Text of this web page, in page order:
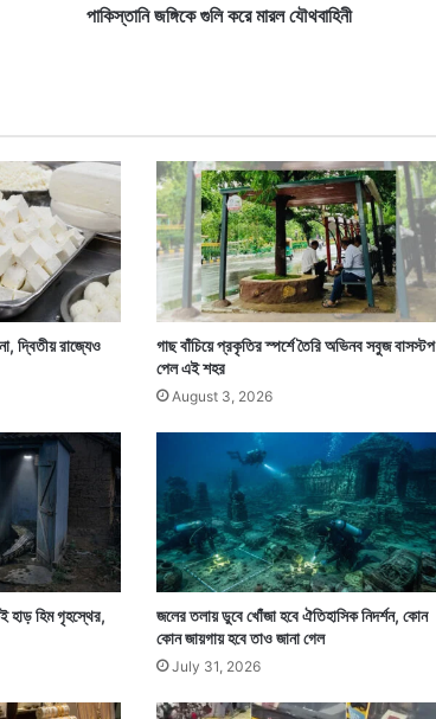
পাকিস্তানি জঙ্গিকে গুলি করে মারল যৌথবাহিনী
দ্বিতীয় রাজ্যেও
গাছ বাঁচিয়ে প্রকৃতির স্পর্শে তৈরি অভিনব সবুজ বাসস্টপ
পেল এই শহর
August 3, 2026
হাড় হিম গৃহস্থের,
জলের তলায় ডুবে খোঁজা হবে ঐতিহাসিক নিদর্শন, কোন
কোন জায়গায় হবে তাও জানা গেল
July 31, 2026